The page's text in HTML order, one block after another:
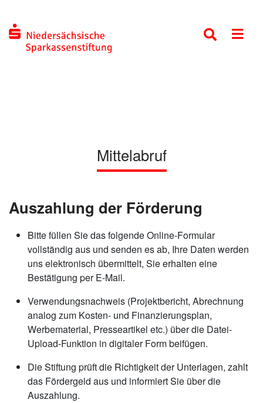
Mittelabruf
Auszahlung der Förderung
Bitte füllen Sie das folgende Online-Formular
vollständig aus und senden es ab, Ihre Daten werden
uns elektronisch übermittelt, Sie erhalten eine
Bestätigung per E-Mail.
Verwendungsnachweis (Projektbericht, Abrechnung
analog zum Kosten- und Finanzierungsplan,
Werbematerial, Presseartikel etc.) über die Datei-
Upload-Funktion in digitaler Form beifügen.
Die Stiftung prüft die Richtigkeit der Unterlagen, zahlt
das Fördergeld aus und informiert Sie über die
Auszahlung.